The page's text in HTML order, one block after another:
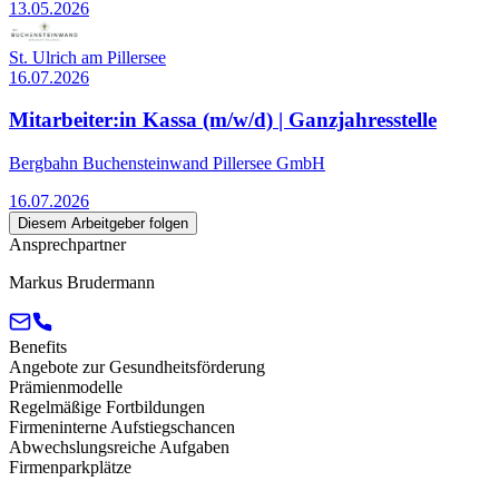
13.05.2026
St. Ulrich am Pillersee
16.07.2026
Mitarbeiter:in Kassa (m/w/d) | Ganzjahresstelle
Bergbahn Buchensteinwand Pillersee GmbH
16.07.2026
Diesem Arbeitgeber folgen
Ansprechpartner
Markus Brudermann
Benefits
Angebote zur Gesundheitsförderung
Prämienmodelle
Regelmäßige Fortbildungen
Firmeninterne Aufstiegschancen
Abwechslungsreiche Aufgaben
Firmenparkplätze